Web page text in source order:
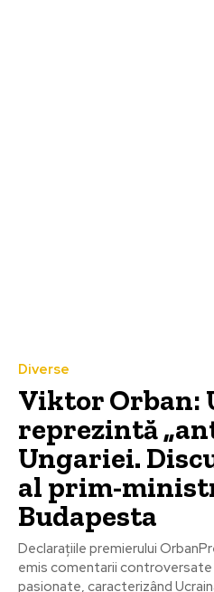
Diverse
Viktor Orban:
reprezintă
Ungariei.
al prim-
Budapesta
Declarațiile premierului
emis comentarii controversate
pasionate, caracterizând